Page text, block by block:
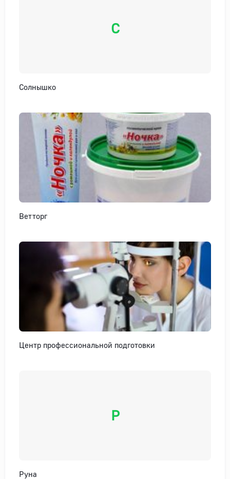
С
Солнышко
Ветторг
Центр профессиональной подготовки
Р
Руна